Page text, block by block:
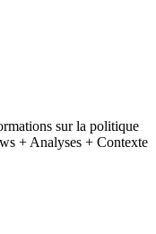
sur la politique
+ Analyses + Contexte